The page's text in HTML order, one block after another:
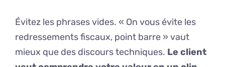
Évitez les phrases vides. « On vous évite les
redressements fiscaux, point barre » vaut
mieux que des discours techniques. Le client